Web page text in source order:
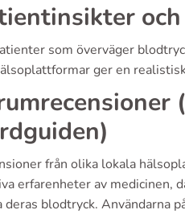
som överväger
ger en
från olika lokala
erfarenheter av medicinen,
deras blodtryck. Användarna